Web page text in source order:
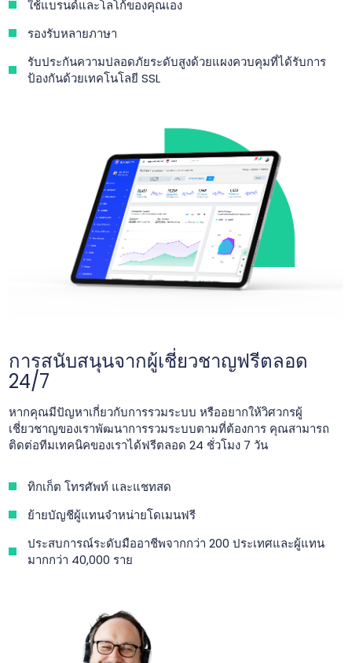
ใช้แบรนด์และโลโก้ของคุณเอง
รองรับหลายภาษา
รับประกันความปลอดภัยระดับสูงด้วยแผงควบคุมที่ได้รับการ
ป้องกันด้วยเทคโนโลยี SSL
การสนับสนุนจากผู้เชี่ยวชาญฟรีตลอด
24/7
หากคุณมีปัญหาเกี่ยวกับการรวมระบบ หรืออยากให้วิศวกรผู้
เชี่ยวชาญของเราพัฒนาการรวมระบบตามที่ต้องการ คุณสามารถ
ติดต่อทีมเทคนิคของเราได้ฟรีตลอด 24 ชั่วโมง 7 วัน
ทิกเก็ต โทรศัพท์ และแชทสด
ย้ายบัญชีผู้แทนจำหน่ายโดเมนฟรี
ประสบการณ์ระดับมืออาชีพจากกว่า 200 ประเทศและผู้แทน
มากกว่า 40,000 ราย